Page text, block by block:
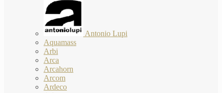
Antonio Lupi
Aquamass
Arbi
Arca
Arcahorn
Arcom
Ardeco